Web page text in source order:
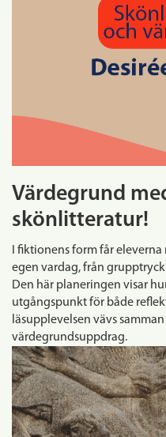
Värdegrund
skönlitteratur!
I fiktionens form får
egen vardag, från
Den här planeringen visar
utgångspunkt för både
läsupplevelsen vävs
värdegrundsuppdrag.